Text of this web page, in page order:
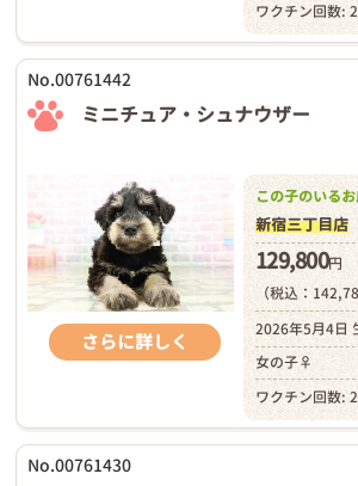
ワクチン回数:
No.00761442
ミニチュア・シュナウザー
さらに詳しく
この子のいる
新宿三丁目店
129,800円
（税込：
2026年5月4日
女の子♀
ワクチン回数:
No.00761430